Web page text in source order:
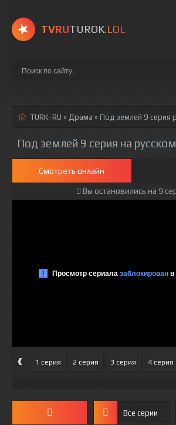
TVRUTUROK.LOL
TURK-RU » Драма » Под землей 9 серия
Под землей 9 серия на
Смотреть онлайн
Вы остановились на 9
‹ 1 серия 2 серия 3 серия 4 серия
Все серии